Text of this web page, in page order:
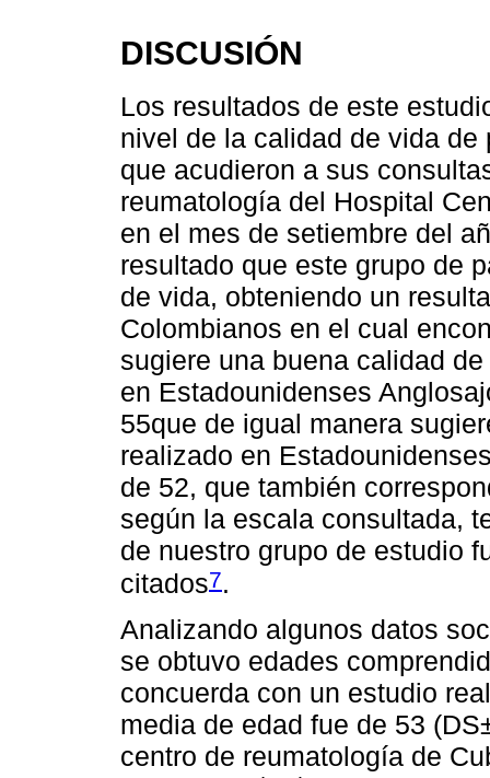
DISCUSIÓN
Los resultados de este
nivel de la calidad de vida
que acudieron a sus
reumatología del Hospital
en el mes de setiembre del
resultado que este grupo de
de vida, obteniendo un
Colombianos en el cual
sugiere una buena calidad
en Estadounidenses
55que de igual manera
realizado en
de 52, que también
según la escala consultada,
de nuestro grupo de estudio
citados7.
Analizando algunos datos
se obtuvo edades
concuerda con un estudio
media de edad fue de 53
centro de reumatología de